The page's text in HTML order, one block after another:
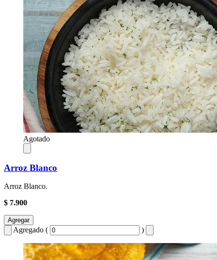
Agotado
Arroz Blanco
Arroz Blanco.
$ 7.900
Agregar
Agregado ( )